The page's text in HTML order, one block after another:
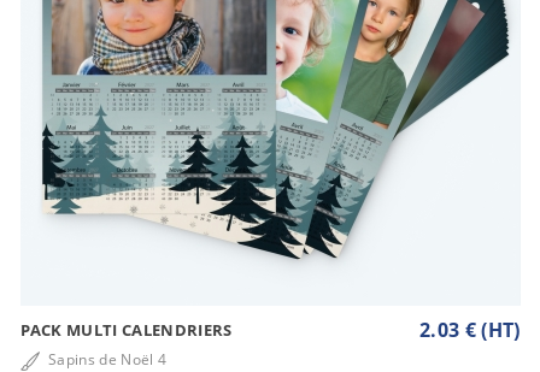
PACK MULTI CALENDRIERS
Sapins de Noël 4
2.03 € (HT)